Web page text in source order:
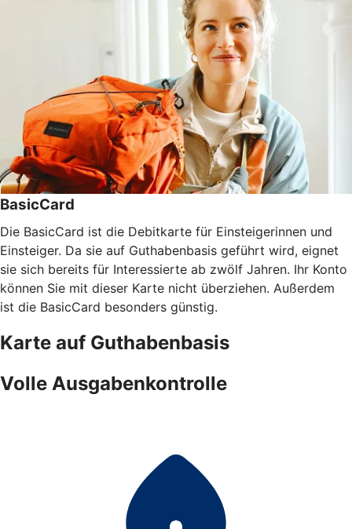
BasicCard
Die BasicCard ist die Debitkarte für Einsteigerinnen und
Einsteiger. Da sie auf Guthabenbasis geführt wird, eignet
sie sich bereits für Interessierte ab zwölf Jahren. Ihr Konto
können Sie mit dieser Karte nicht überziehen. Außerdem
ist die BasicCard besonders günstig.
Karte auf Guthabenbasis
Volle Ausgabenkontrolle